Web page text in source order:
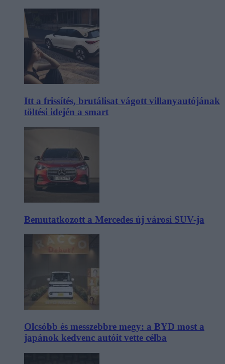
Itt a frissítés, brutálisat vágott villanyautójának
töltési idején a smart
Bemutatkozott a Mercedes új városi SUV-ja
Olcsóbb és messzebbre megy: a BYD most a
japánok kedvenc autóit vette célba